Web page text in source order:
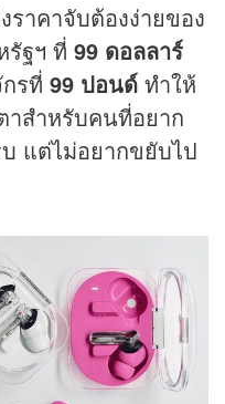
าคาจับต้องง่ายของ
รัฐฯ ที่ 99 ดอลลาร์
รที่ 99 ปอนด์ ทำให้
าสำหรับคนที่อยาก
แต่ไม่อยากขยับไป